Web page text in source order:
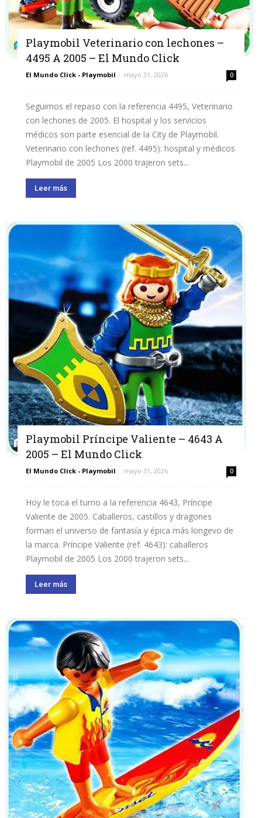
Playmobil Veterinario con lechones –
4495 A 2005 – El Mundo Click
El Mundo Click - Playmobil - mayo 31, 2026 0
Seguimos el repaso con la referencia 4495, Veterinario
con lechones de 2005. El hospital y los servicios
médicos son parte esencial de la City de Playmobil.
Veterinario con lechones (ref. 4495): hospital y médicos
Playmobil de 2005 Los 2000 trajeron sets...
Leer más
Playmobil Príncipe Valiente – 4643 A
2005 – El Mundo Click
El Mundo Click - Playmobil - mayo 31, 2026 0
Hoy le toca el turno a la referencia 4643, Príncipe
Valiente de 2005. Caballeros, castillos y dragones
forman el universo de fantasía y épica más longevo de
la marca. Príncipe Valiente (ref. 4643): caballeros
Playmobil de 2005 Los 2000 trajeron sets...
Leer más